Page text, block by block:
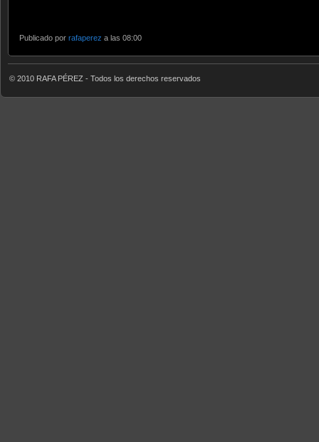
Publicado por rafaperez a las 08:00
© 2010 RAFA PÉREZ - Todos los derechos reservados